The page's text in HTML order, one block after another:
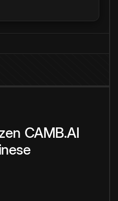
CAMB.AI